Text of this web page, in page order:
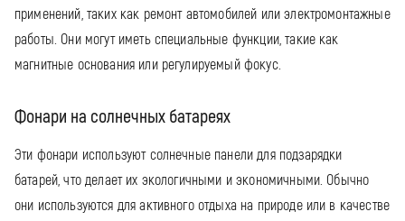
применений, таких как ремонт автомобилей или электромонтажные
работы. Они могут иметь специальные функции, такие как
магнитные основания или регулируемый фокус.
Фонари на солнечных батареях
Эти фонари используют солнечные панели для подзарядки
батарей, что делает их экологичными и экономичными. Обычно
они используются для активного отдыха на природе или в качестве